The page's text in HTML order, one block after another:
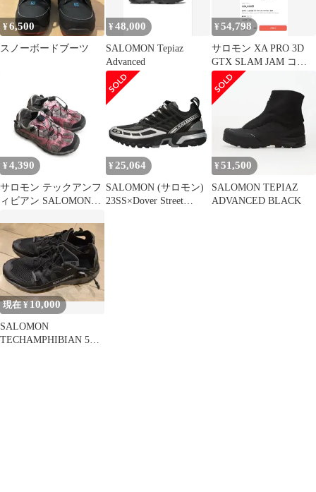
¥6,500
スノーボードブーツ
¥48,000
SALOMON Tepiaz
Advanced
¥54,798
サロモン XA PRO 3D
GTX SLAM JAM コラ
ボ 270
¥ 4,390
サロモン テックアンフ
ィビアン SALOMON
¥ 25,064
SALOMON (サロモン)
23SS×Dover Street
¥51,500
SALOMON TEPIAZ
ADVANCED BLACK
現在 ¥10,000
SALOMON
TECHAMPHIBIAN 5